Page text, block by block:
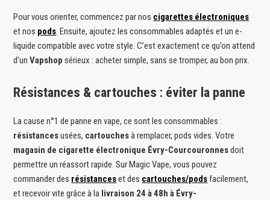
Pour vous orienter, commencez par nos cigarettes électroniques
et nos pods. Ensuite, ajoutez les consommables adaptés et un e-
liquide compatible avec votre style. C’est exactement ce qu’on attend
d’unVapshop sérieux : acheter simple, sans se tromper, au bon prix.
Résistances & cartouches : éviter la panne
La cause n°1 de panne en vape, ce sont les consommables :
résistancesusées, cartouchesà remplacer, pods vides. Votre
magasin de cigarette électronique Évry-Courcouronnesdoit
permettre un réassort rapide. Sur Magic Vape, vous pouvez
commander des résistanceset des cartouches/podsfacilement,
et recevoir vite grâce à la livraison 24 à 48h à Évry-